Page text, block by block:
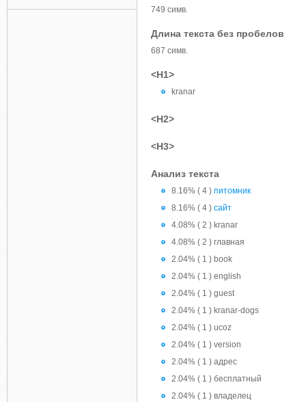
749 симв.
Длина текста без пробелов
687 симв.
<H1>
kranar
<H2>
<H3>
Анализ текста
8.16% ( 4 ) питомник
8.16% ( 4 ) сайт
4.08% ( 2 ) kranar
4.08% ( 2 ) главная
2.04% ( 1 ) book
2.04% ( 1 ) english
2.04% ( 1 ) guest
2.04% ( 1 ) kranar-dogs
2.04% ( 1 ) ucoz
2.04% ( 1 ) version
2.04% ( 1 ) адрес
2.04% ( 1 ) бесплатный
2.04% ( 1 ) владелец